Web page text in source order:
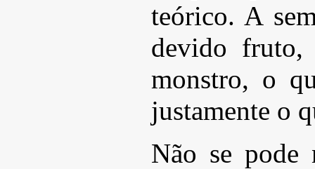
teórico. A
devido
monstro, o
justamente o
Não se